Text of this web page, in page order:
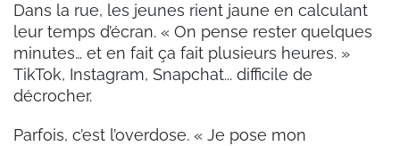
Dans la rue, les jeunes rient jaune en calculant
leur temps d’écran. « On pense rester quelques
minutes… et en fait ça fait plusieurs heures. »
TikTok, Instagram, Snapchat... difficile de
décrocher.
Parfois, c’est l’overdose. « Je pose mon